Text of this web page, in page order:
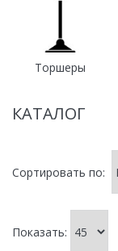
Торшеры
КАТАЛОГ
Сортировать по:
Показать: